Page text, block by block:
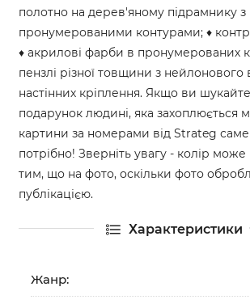
полотно на дерев'яному підрамнику з
пронумерованими контурами; ♦
♦ акрилові фарби в пронумерованих
пензлі різної товщини з нейлонового
настінних кріплення. Якщо ви
подарунок людині, яка захоплюється
картини за номерами від Strateg
потрібно! Зверніть увагу - колір може
тим, що на фото, оскільки фото
публікацією.
Характеристики
Жанр: